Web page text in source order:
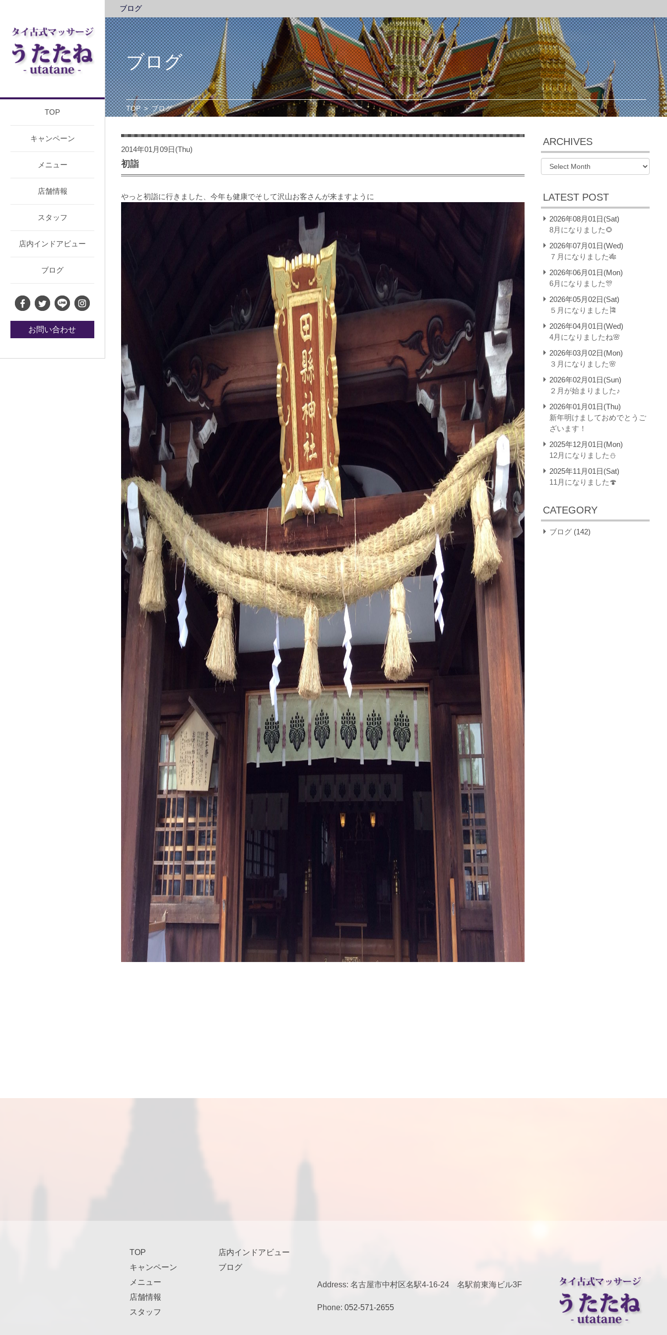
TOP
キャンペーン
メニュー
店舗情報
スタッフ
店内インドアビュー
ブログ
お問い合わせ
ブログ
ブログ
TOP>ブログ
2014年01月09日(Thu)
初詣
やっと初詣に行きました、今年も健康でそして沢山お客さんが来ますように
ARCHIVES
LATEST POST
2026年08月01日(Sat)
8月になりました🌻
2026年07月01日(Wed)
７月になりました🎋
2026年06月01日(Mon)
6月になりました🎊
2026年05月02日(Sat)
５月になりました🎏
2026年04月01日(Wed)
4月になりましたね🌸
2026年03月02日(Mon)
３月になりました🌸
2026年02月01日(Sun)
２月が始まりました♪
2026年01月01日(Thu)
新年明けましておめでとうご
ざいます！
2025年12月01日(Mon)
12月になりました⛄
2025年11月01日(Sat)
11月になりました🍄
CATEGORY
ブログ(142)
TOP
キャンペーン
メニュー
店舗情報
スタッフ
店内インドアビュー
ブログ
Address: 名古屋市中村区名駅4-16-24 名駅前東海ビル3F
Phone: 052-571-2655